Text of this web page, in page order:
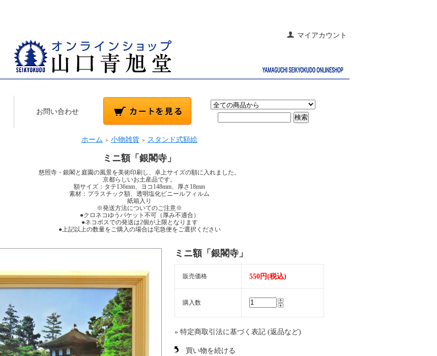
マイアカウント
お問い合わせ
ホーム ＞ 小物雑貨 ＞ スタンド式額絵
ミニ額「銀閣寺」
慈照寺・銀閣と庭園の風景を美術印刷し、卓上サイズの額に入れました。
京都らしいお土産品です。
額サイズ：タテ136mm、ヨコ148mm、厚さ18mm
素材：プラスチック額、透明塩化ビニールフィルム
紙箱入り
※発送方法についてのご注意※
●クロネコゆうパケット不可（厚み不適合）
●ネコポスでの発送は2個が上限となります
●上記以上の数量をご購入の場合は宅急便をご選択ください
ミニ額「銀閣寺」
販売価格 550円(税込)
購入数
» 特定商取引法に基づく表記 (返品など)
買い物を続ける